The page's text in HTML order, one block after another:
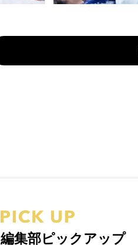
編集部ピックアップ